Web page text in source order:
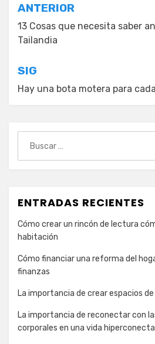
Navegación
de
entradas
ANTERIOR
13 Cosas que necesita saber
Tailandia
SIG
Hay una bota motera para
ENTRADAS RECIENTES
Cómo crear un rincón de lectura
habitación
Cómo financiar una reforma del
finanzas
La importancia de crear espacios
La importancia de reconectar con
corporales en una vida